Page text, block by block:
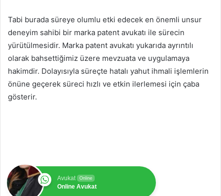
Tabi burada süreye olumlu etki edecek en önemli unsur
deneyim sahibi bir marka patent avukatı ile sürecin
yürütülmesidir. Marka patent avukatı yukarıda ayrıntılı
olarak bahsettiğimiz üzere mevzuata ve uygulamaya
hakimdir. Dolayısıyla süreçte hatalı yahut ihmali işlemlerin
önüne geçerek süreci hızlı ve etkin ilerlemesi için çaba
gösterir.
Avukat Online
Online Avukat